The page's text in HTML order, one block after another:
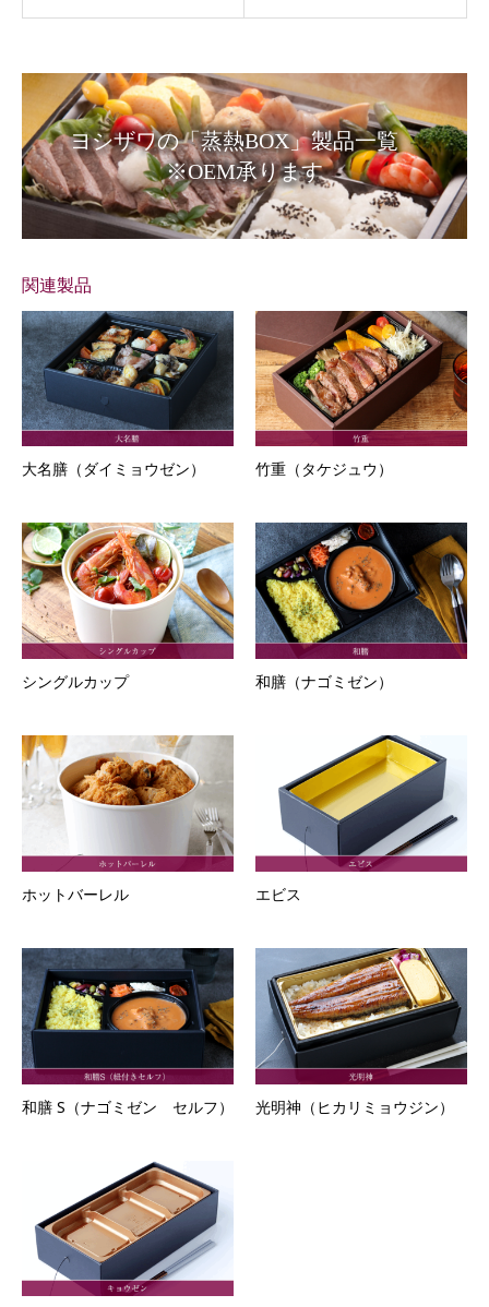
ヨシザワの「蒸熱BOX」製品一覧
※OEM承ります
関連製品
大名膳（ダイミョウゼン） 竹重（タケジュウ）
シングルカップ 和膳（ナゴミゼン）
ホットバーレル エビス
和膳 S（ナゴミゼン セルフ） 光明神（ヒカリミョウジン）